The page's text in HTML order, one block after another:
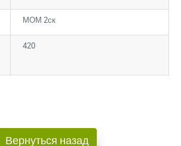
МОМ 2ск
420
Вернуться назад